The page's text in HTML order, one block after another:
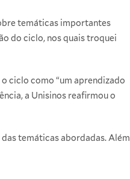
temáticas importantes
do ciclo, nos quais troquei
ciclo como “um aprendizado
a Unisinos reafirmou o
temáticas abordadas. Além